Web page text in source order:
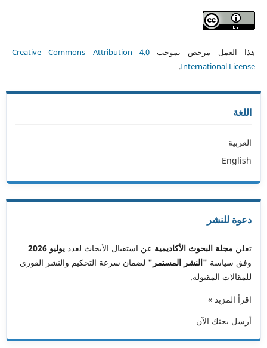
هذا العمل مرخص بموجبCreative Commons Attribution 4.0
International License
.
اللغة
العربية
English
دعوة للنشر
تعلن مجلة البحوث الأكاديمية عن استقبال الأبحاث لعدد يوليو 2026
وفق سياسة "النشر المستمر" لضمان سرعة التحكيم والنشر الفوري
للمقالات المقبولة.
اقرأ المزيد »
أرسل بحثك الآن